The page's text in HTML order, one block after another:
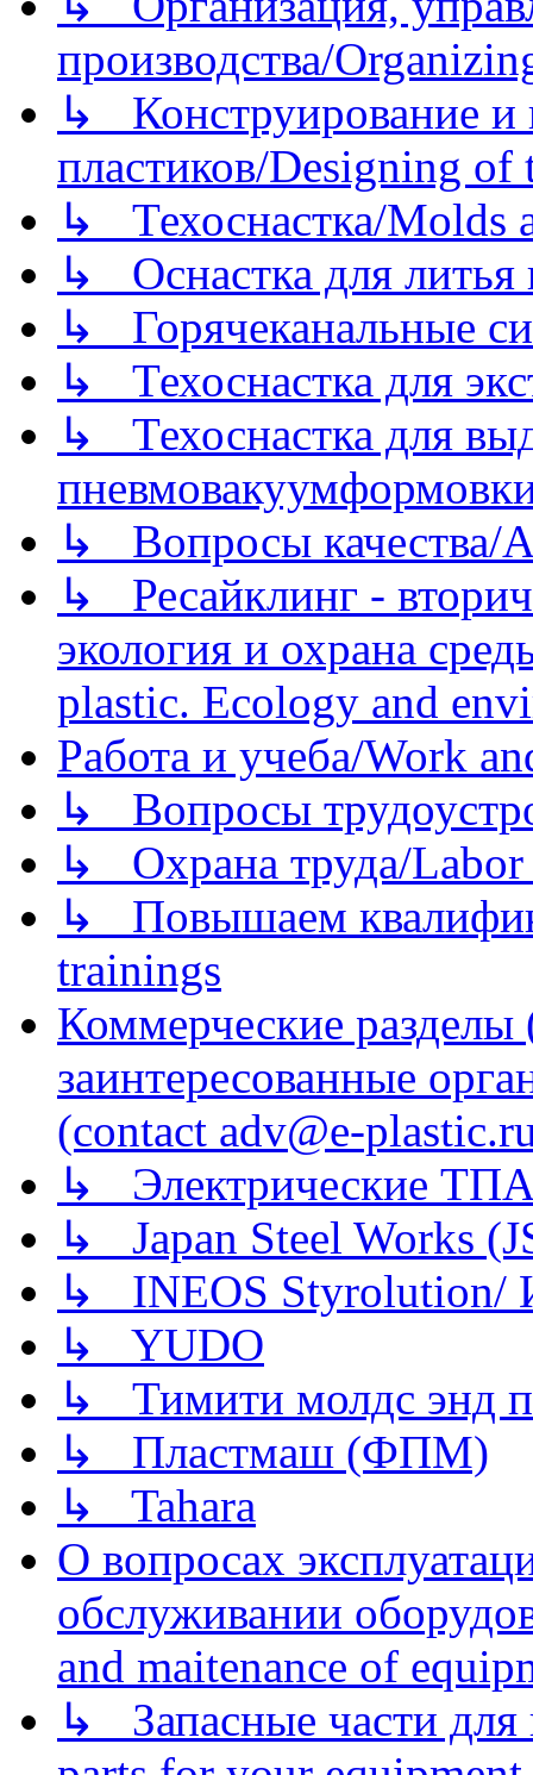
производства/
↳ Конструирование и
пластиков/Designing of
↳ Техоснастка/Molds
↳ Оснастка для литья
↳ Горячеканальные
↳ Техоснастка для
↳ Техоснастка для
↳ Вопросы качества/
↳ Ресайклинг -
экология и охрана
plastic. Ecology and
Работа и учеба/Work
↳ Вопросы
↳ Охрана труда/Labor
↳ Повышаем
trainings
Коммерческие
заинтересованные
(contact adv@e-
↳ Электрические
↳ Japan Steel Works
↳ INEOS
↳ YUDO
↳ Тимити молдс энд
↳ Пластмаш (ФПМ)
↳ Tahara
О вопросах
обслуживании
and maitenance of
↳ Запасные части для